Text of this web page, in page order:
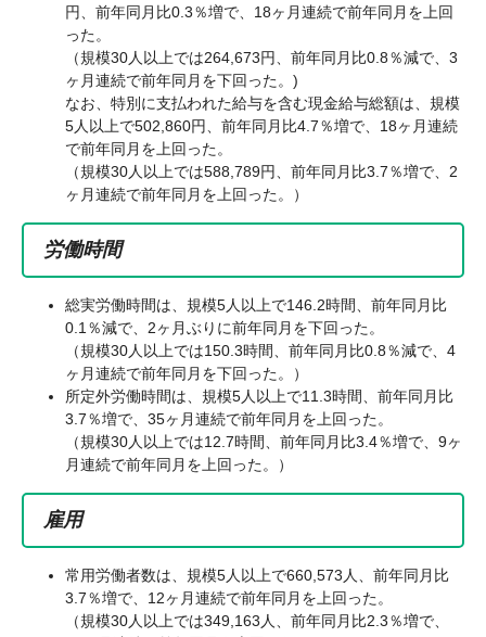
円、前年同月比0.3％増で、18ヶ月連続で前年同月を上回
った。
（規模30人以上では264,673円、前年同月比0.8％減で、3
ヶ月連続で前年同月を下回った。)
なお、特別に支払われた給与を含む現金給与総額は、規模
5人以上で502,860円、前年同月比4.7％増で、18ヶ月連続
で前年同月を上回った。
（規模30人以上では588,789円、前年同月比3.7％増で、2
ヶ月連続で前年同月を上回った。）
労働時間
総実労働時間は、規模5人以上で146.2時間、前年同月比
0.1％減で、2ヶ月ぶりに前年同月を下回った。
（規模30人以上では150.3時間、前年同月比0.8％減で、4
ヶ月連続で前年同月を下回った。）
所定外労働時間は、規模5人以上で11.3時間、前年同月比
3.7％増で、35ヶ月連続で前年同月を上回った。
（規模30人以上では12.7時間、前年同月比3.4％増で、9ヶ
月連続で前年同月を上回った。）
雇用
常用労働者数は、規模5人以上で660,573人、前年同月比
3.7％増で、12ヶ月連続で前年同月を上回った。
（規模30人以上では349,163人、前年同月比2.3％増で、